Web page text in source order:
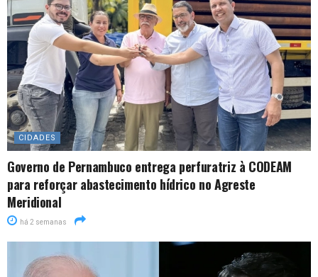
CIDADES
Governo de Pernambuco entrega perfuratriz à CODEAM
para reforçar abastecimento hídrico no Agreste
Meridional
há 2 semanas